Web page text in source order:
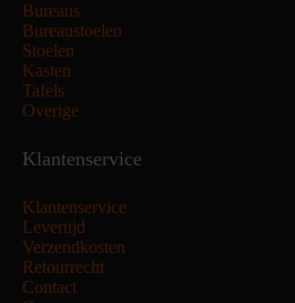
Bureaus
Bureaustoelen
Stoelen
Kasten
Tafels
Overige
Klantenservice
Klantenservice
Levertijd
Verzendkosten
Retourrecht
Contact